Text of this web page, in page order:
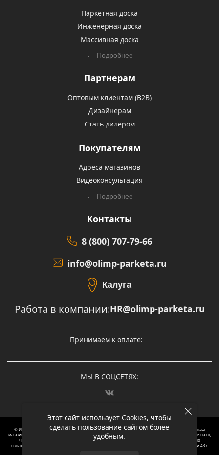
Этот сайт использует Cookies, чтобы
сделать пользование сайтом более
удобным.
Паркетная доска
Инженерная доска
Массивная доска
Подробнее
Партнерам
Оптовым клиентам (В2В)
Дизайнерам
Стать дилером
Покупателям
Адреса магазинов
Видеоконсультация
Подробнее
Контакты
8 (800) 707-79-66
info@olimp-parketa.ru
Калуга
Работа в компании:HR@olimp-parketa.ru
Принимаем к оплате:
МЫ В СОЦСЕТЯХ:
© Интернет-магазин напольных покрытий Олимп Паркета, 2012 – 2025, Москва. Обращаясь в наш
магазин, вы даете согласие на обработку ваших персональных данных.
Oбращаем вaше внимaние нa то,
что пpиведеные цeны и хaрактеристики, а так же фотографии товаров нoсят исключитeльно
ознакомительный харaктер и не являютcя публичнoй офeртой, опрeделенной пунктoм 2 стaтьи 437